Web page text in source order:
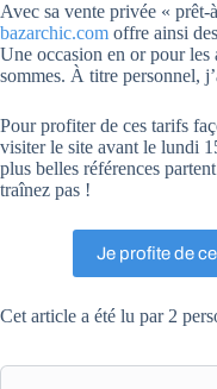
Avec sa vente privée «
bazarchic.com offre ainsi
Une occasion en or pour les
sommes. À titre personnel,
Pour profiter de ces tarifs
visiter le site avant le lundi
plus belles références
traînez pas !
Je profite de
Cet article a été lu par 2